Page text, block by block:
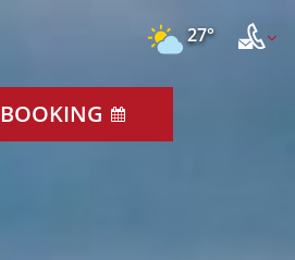
27°
BOOKING